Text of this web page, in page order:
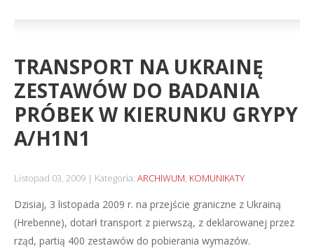
TRANSPORT NA UKRAINĘ
ZESTAWÓW DO BADANIA
PRÓBEK W KIERUNKU GRYPY
A/H1N1
Listopad 03, 2009 Kategoria: ARCHIWUM, KOMUNIKATY
Dzisiaj, 3 listopada 2009 r. na przejście graniczne z Ukrainą
(Hrebenne), dotarł transport z pierwszą, z deklarowanej przez
rząd, partią 400 zestawów do pobierania wymazów.